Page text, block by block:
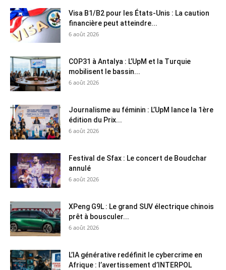
Visa B1/B2 pour les États-Unis : La caution
financière peut atteindre...
6 août 2026
COP31 à Antalya : L’UpM et la Turquie
mobilisent le bassin...
6 août 2026
Journalisme au féminin : L’UpM lance la 1ère
édition du Prix...
6 août 2026
Festival de Sfax : Le concert de Boudchar
annulé
6 août 2026
XPeng G9L : Le grand SUV électrique chinois
prêt à bousculer...
6 août 2026
L’IA générative redéfinit le cybercrime en
Afrique : l’avertissement d’INTERPOL